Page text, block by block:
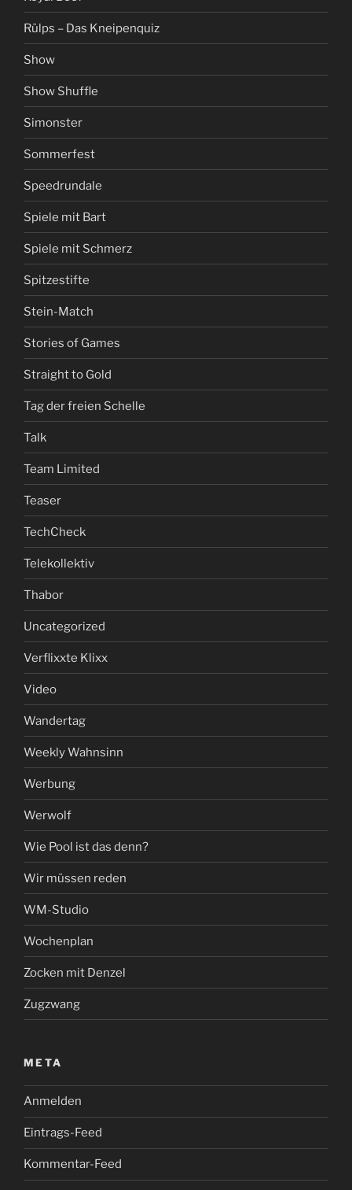
Rülps – Das Kneipenquiz
Show
Show Shuffle
Simonster
Sommerfest
Speedrundale
Spiele mit Bart
Spiele mit Schmerz
Spitzestifte
Stein-Match
Stories of Games
Straight to Gold
Tag der freien Schelle
Talk
Team Limited
Teaser
TechCheck
Telekollektiv
Thabor
Uncategorized
Verflixxte Klixx
Video
Wandertag
Weekly Wahnsinn
Werbung
Werwolf
Wie Pool ist das denn?
Wir müssen reden
WM-Studio
Wochenplan
Zocken mit Denzel
Zugzwang
META
Anmelden
Eintrags-Feed
Kommentar-Feed